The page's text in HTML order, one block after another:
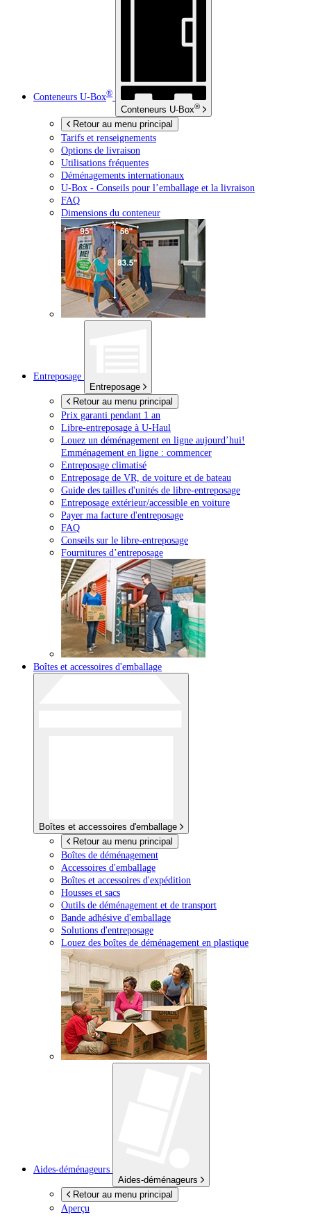
Conteneurs U-Box®
Conteneurs U-Box®
Retour au menu principal
Tarifs et renseignements
Options de livraison
Utilisations fréquentes
Déménagements internationaux
U-Box - Conseils pour l’emballage et la livraison
FAQ
Dimensions du conteneur
Entreposage
Entreposage
Retour au menu principal
Prix garanti pendant 1 an
Libre-entreposage à U-Haul
Louez un déménagement en ligne aujourd’hui!
Emménagement en ligne : commencer
Entreposage climatisé
Entreposage de VR, de voiture et de bateau
Guide des tailles d'unités de libre-entreposage
Entreposage extérieur/accessible en voiture
Payer ma facture d'entreposage
FAQ
Conseils sur le libre-entreposage
Fournitures d’entreposage
Boîtes et accessoires d'emballage
Boîtes et accessoires d'emballage
Retour au menu principal
Boîtes de déménagement
Accessoires d'emballage
Boîtes et accessoires d'expédition
Housses et sacs
Outils de déménagement et de transport
Bande adhésive d'emballage
Solutions d'entreposage
Louez des boîtes de déménagement en plastique
Aides-déménageurs
Aides-déménageurs
Retour au menu principal
Aperçu